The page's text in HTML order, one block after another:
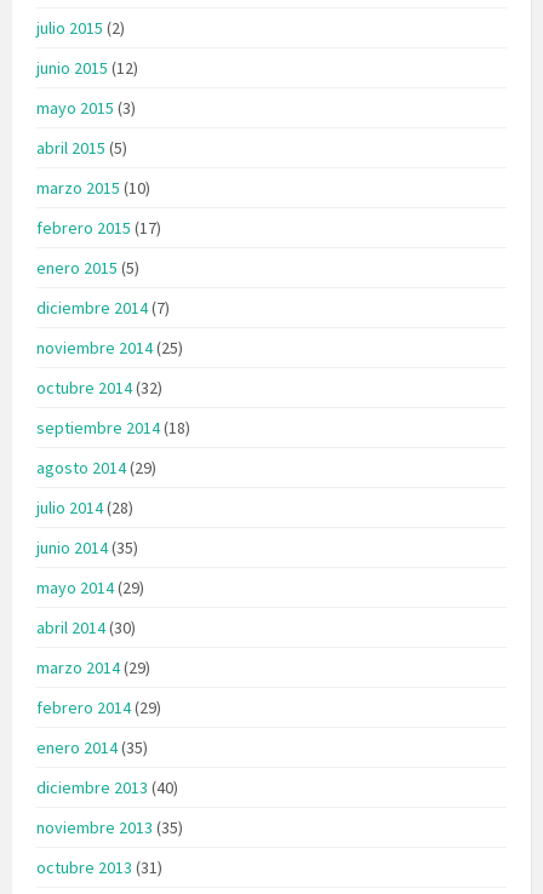
julio 2015 (2)
junio 2015 (12)
mayo 2015 (3)
abril 2015 (5)
marzo 2015 (10)
febrero 2015 (17)
enero 2015 (5)
diciembre 2014(7)
noviembre 2014(25)
octubre 2014(32)
septiembre 2014(18)
agosto 2014(29)
julio 2014(28)
junio 2014(35)
mayo 2014(29)
abril 2014(30)
marzo 2014(29)
febrero 2014(29)
enero 2014(35)
diciembre 2013 (40)
noviembre 2013 (35)
octubre 2013 (31)